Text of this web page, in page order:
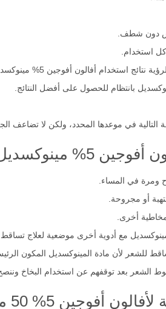
دون شطف.
كل استخدام.
في موعدها المحدد، ولكن لا تضاعف
مينوكسديل
ومرة في المساء.
أو مجروحة.
أخرى.
للشعر لأن مادة المينوكسديل المكون
بعد توقفهم عن استخدام البخاخ وننصح
5% 50 مل مينوكسديل؟